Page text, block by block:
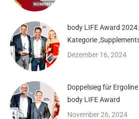
body LIFE Award
Kategorie
Dezember 16, 2024
Doppelsieg für
body LIFE Award
November 26, 2024